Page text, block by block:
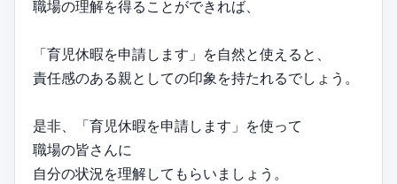
職場の理解を得ることができれば、
「育児休暇を申請します」を自然と使えると、
責任感のある親としての印象を持たれるでしょう。
是非、「育児休暇を申請します」を使って
職場の皆さんに
自分の状況を理解してもらいましょう。